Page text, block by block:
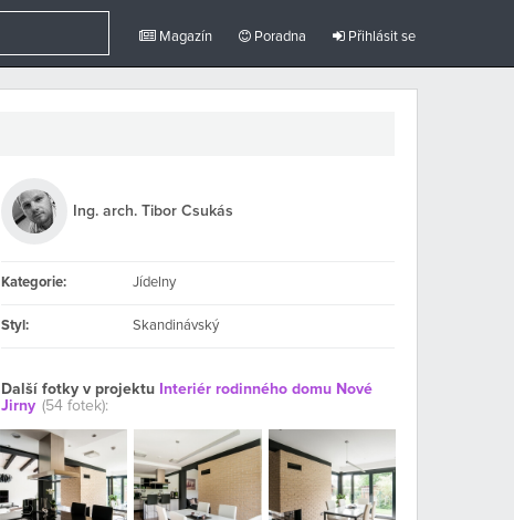
Magazín Poradna Přihlásit se
Ing. arch. Tibor Csukás
Kategorie: Jídelny
Styl: Skandinávský
Další fotky v projektu
Interiér rodinného domu Nové
Jirny (54 fotek):